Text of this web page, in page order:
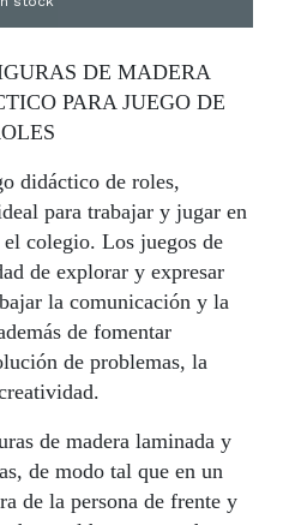
DE MADERA
PARA JUEGO DE
didáctico de roles,
para trabajar y jugar en
colegio. Los juegos de
de explorar y expresar
la comunicación y la
de fomentar
de problemas, la
de madera laminada y
de modo tal que en un
de la persona de frente y